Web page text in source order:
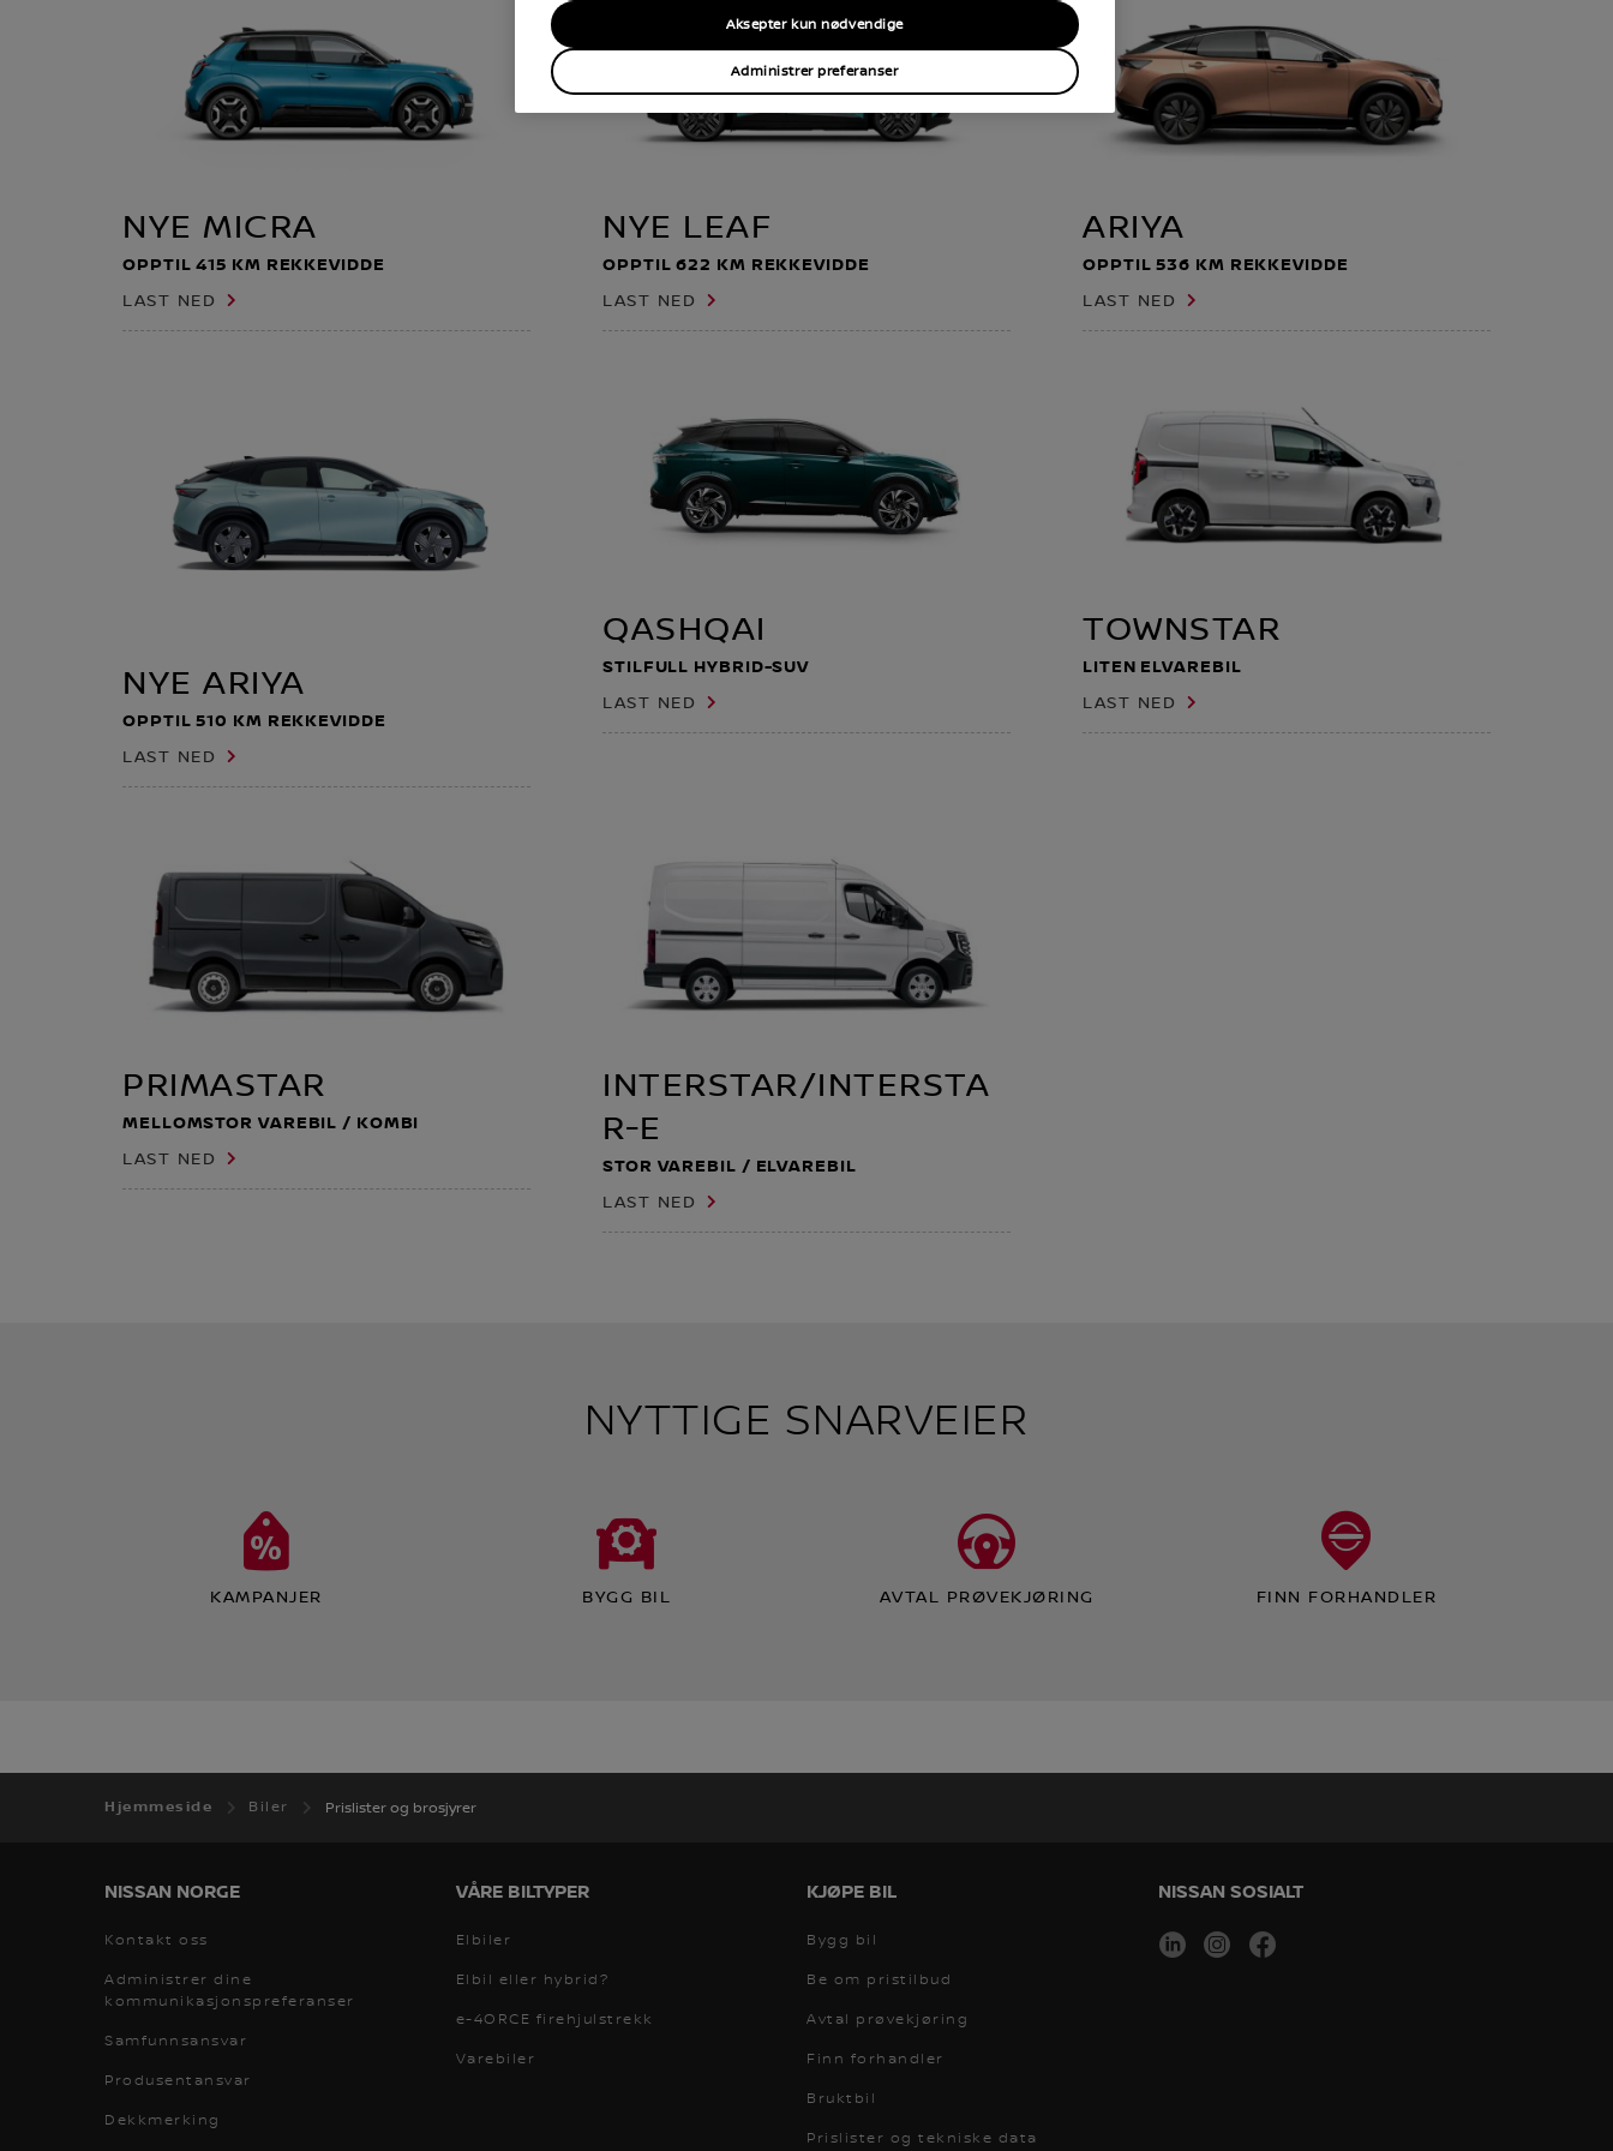
NYE MICRA
OPPTIL 415 KM REKKEVIDDE
LAST NED
NYE LEAF
OPPTIL 622 KM REKKEVIDDE
LAST NED
ARIYA
OPPTIL 536 KM REKKEVIDDE
LAST NED
NYE ARIYA
OPPTIL 510 KM REKKEVIDDE
LAST NED
QASHQAI
STILFULL HYBRID-SUV
LAST NED
TOWNSTAR
LITEN ELVAREBIL
LAST NED
PRIMASTAR
MELLOMSTOR VAREBIL / KOMBI
LAST NED
INTERSTAR/INTERSTA
R-E
STOR VAREBIL / ELVAREBIL
LAST NED
NYTTIGE SNARVEIER
KAMPANJER BYGG BIL AVTAL PRØVEKJØRING FINN FORHANDLER
Hjemmeside Biler Prislister og brosjyrer
NISSAN NORGE
Kontakt oss
Administrer dine
kommunikasjonspreferanser
Samfunnsansvar
Produsentansvar
Dekkmerking
VÅRE BILTYPER
Elbiler
Elbil eller hybrid?
e-4ORCE firehjulstrekk
Varebiler
KJØPE BIL
Bygg bil
Be om pristilbud
Avtal prøvekjøring
Finn forhandler
Bruktbil
Prislister og tekniske data
NISSAN SOSIALT
linkedininstagram
Administrer preferanser
Aksepter kun nødvendige